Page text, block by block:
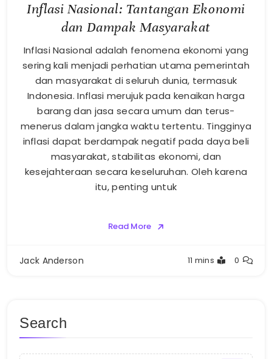
Inflasi Nasional: Tantangan Ekonomi
dan Dampak Masyarakat
Inflasi Nasional adalah fenomena ekonomi yang
sering kali menjadi perhatian utama pemerintah
dan masyarakat di seluruh dunia, termasuk
Indonesia. Inflasi merujuk pada kenaikan harga
barang dan jasa secara umum dan terus-
menerus dalam jangka waktu tertentu. Tingginya
inflasi dapat berdampak negatif pada daya beli
masyarakat, stabilitas ekonomi, dan
kesejahteraan secara keseluruhan. Oleh karena
itu, penting untuk
Read More
Jack Anderson 11 mins 0
Search